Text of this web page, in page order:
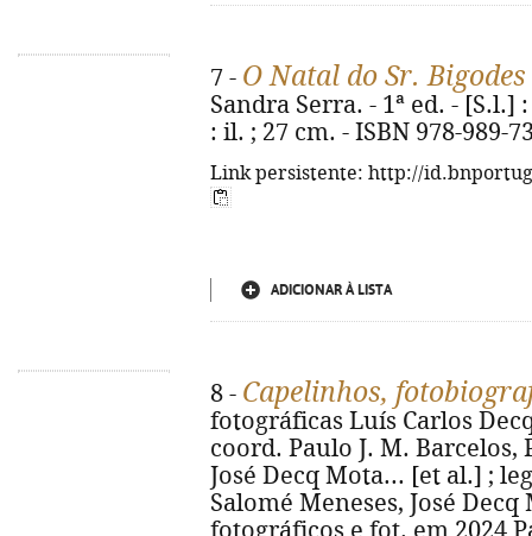
7 - O Natal do Sr. Bigodes
Sandra Serra. - 1ª ed. - [S.l.]
: il. ; 27 cm. - ISBN 978-989-
Link persistente: http://
ADICIONAR À LISTA
8 - Capelinhos,
fotográficas Luís Carlos
coord. Paulo J. M.
José Decq Mota... [et al.] ;
Salomé Meneses, José